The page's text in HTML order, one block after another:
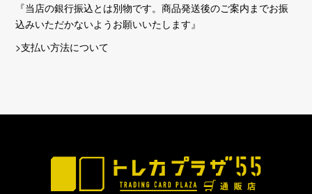
『当店の銀行振込とは別物です。商品発送後のご案内までお振
込みいただかないようお願いいたします』
>支払い方法について